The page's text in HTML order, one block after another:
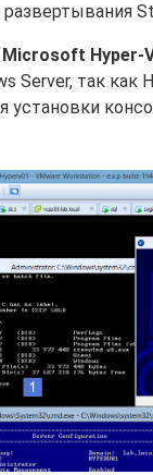
Hyper-
Server, так как
установки